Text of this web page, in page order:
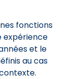
fonctions
expérience
et le
au cas